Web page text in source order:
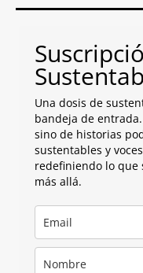
Una dosis de
bandeja de
sino de historias
sustentables y
redefiniendo lo que
más allá.